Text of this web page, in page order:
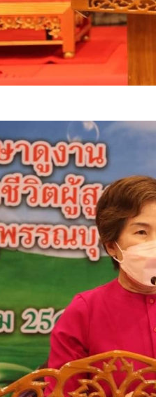
ดจ้าง
จ้างประจำปีงบประมาณ
ดซื้อจัดจ้างในรอบเดือน (สข
ราคา
ดราคา (e-bidding)